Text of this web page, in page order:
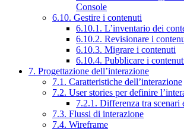
Console
6.10. Gestire i contenuti
6.10.1. L’inventario dei
6.10.2. Revisionare i
6.10.3. Migrare i contenuti
6.10.4. Pubblicare i
7. Progettazione dell’interazione
7.1. Caratteristiche dell’interazione
7.2. User stories per definire
7.2.1. Differenza tra scenari
7.3. Flussi di interazione
7.4. Wireframe